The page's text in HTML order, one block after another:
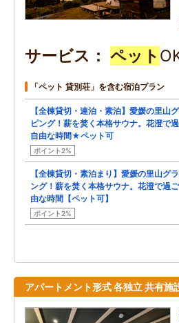
サービス ペット
「ペット 貸別荘」を含む宿泊プラン
【全棟貸切・連泊・素泊】愛媛の里山
ピング！薪を焚く本格サウナ。花澄で
自由な時間★ペット可
ポイント2%
【全棟貸切・素泊まり】愛媛の里山グ
ング！薪を焚く本格サウナ。花澄で過
由な時間【ペット可】
ポイント2%
アパートメント形式 各独立 共有施